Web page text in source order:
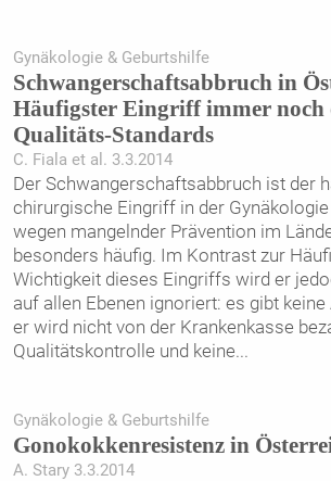
Gynäkologie & Geburtshilfe
Schwangerschaftsabbruch in
Häufigster Eingriff immer noch
Qualitäts-Standards
C. Fiala et al. 3.3.2014
Der Schwangerschaftsabbruch ist der
chirurgische Eingriff in der
wegen mangelnder Prävention im
besonders häufig. Im Kontrast zur
Wichtigkeit dieses Eingriffs wird er
auf ­allen Ebenen ignoriert: es gibt keine
er wird nicht von der Krankenkasse
Qualitätskontrolle und keine...
Gynäkologie & Geburtshilfe
Gonokokkenresistenz in
A. Stary 3.3.2014